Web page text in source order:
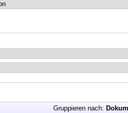
Gruppieren nach: